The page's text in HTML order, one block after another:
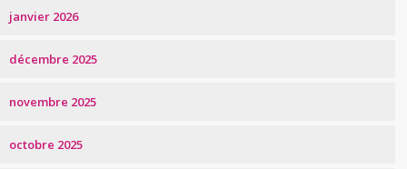
janvier 2026
décembre 2025
novembre 2025
octobre 2025